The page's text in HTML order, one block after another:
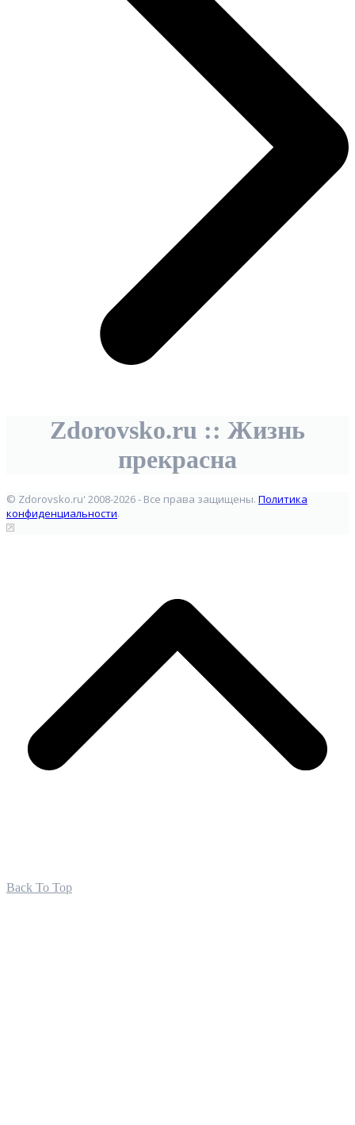
Zdorovsko.ru :: Жизнь
прекрасна
© Zdorovsko.ru' 2008-2026 - Все права защищены. Политика
конфиденциальности.
Back To Top